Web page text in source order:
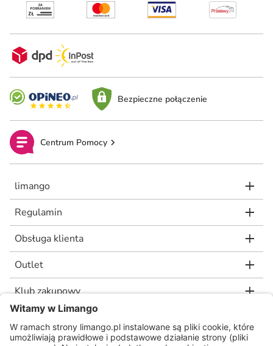
Bezpieczne połączenie
Centrum Pomocy
limango
Regulamin
Obsługa klienta
Outlet
Klub zakupowy